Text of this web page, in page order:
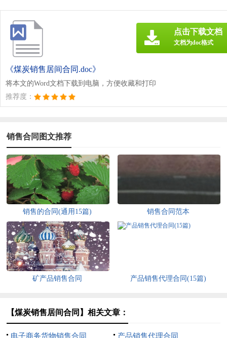
《煤炭销售居间合同.doc》
将本文的Word文档下载到电脑，方便收藏和打印
推荐度：
点击下载文档
文档为doc格式
销售合同图文推荐
销售的合同(通用15篇) 销售合同范本
矿产品销售合同 产品销售代理合同(15篇)
【煤炭销售居间合同】相关文章：
电子商务货物销售合同 产品销售代理合同